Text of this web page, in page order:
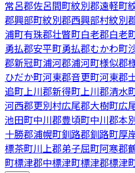
常呂郡佐呂間町紋別郡遠軽町
郡興部町紋別郡西興部村紋別
浦町有珠郡壮瞥町白老郡白老
勇払郡安平町勇払郡むかわ町
郡新冠町浦河郡浦河町様似郡
ひだか町河東郡音更町河東郡
追町上川郡新得町上川郡清水
河西郡更別村広尾郡大樹町広
池田町中川郡豊頃町中川郡本
十勝郡浦幌町釧路郡釧路町厚
標茶町川上郡弟子屈町阿寒郡
町標津郡中標津町標津郡標津